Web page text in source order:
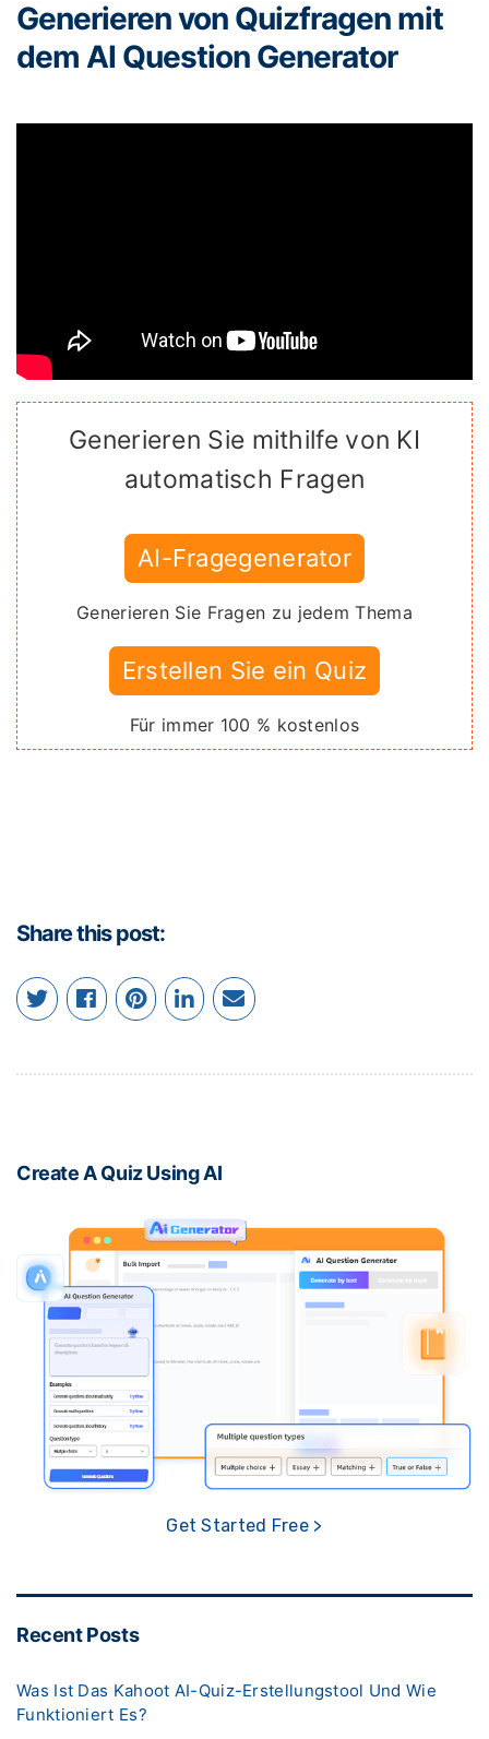
Generieren von Quizfragen mit
dem AI Question Generator
Generieren Sie mithilfe von KI
automatisch Fragen
AI-Fragegenerator
Generieren Sie Fragen zu jedem Thema
Erstellen Sie ein Quiz
Für immer 100 % kostenlos
Share this post:
Create A Quiz Using AI
Get Started Free >
Recent Posts
Was Ist Das Kahoot AI-Quiz-Erstellungstool Und Wie
Funktioniert Es?